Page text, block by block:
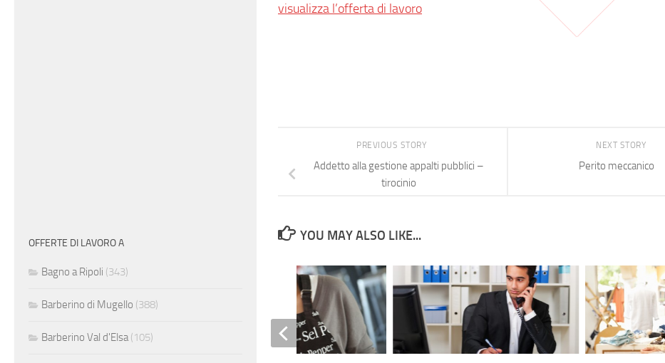
visualizza l’offerta di lavoro
NEXT STORY
Perito meccanico
PREVIOUS STORY
Addetto alla gestione appalti pubblici –
tirocinio
YOU MAY ALSO LIKE...
OFFERTE DI LAVORO A
Bagno a Ripoli (343)
Barberino di Mugello (388)
Barberino Val d'Elsa(105)